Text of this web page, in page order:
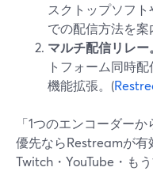
スクトップソフ
での配信方法を案
マルチ配信リレー。
トフォーム同時
機能拡張。(
「1つのエンコーダー
優先ならRestreamが有
Twitch・YouTube・も